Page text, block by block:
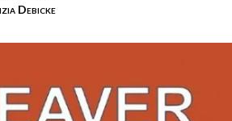
Debicke